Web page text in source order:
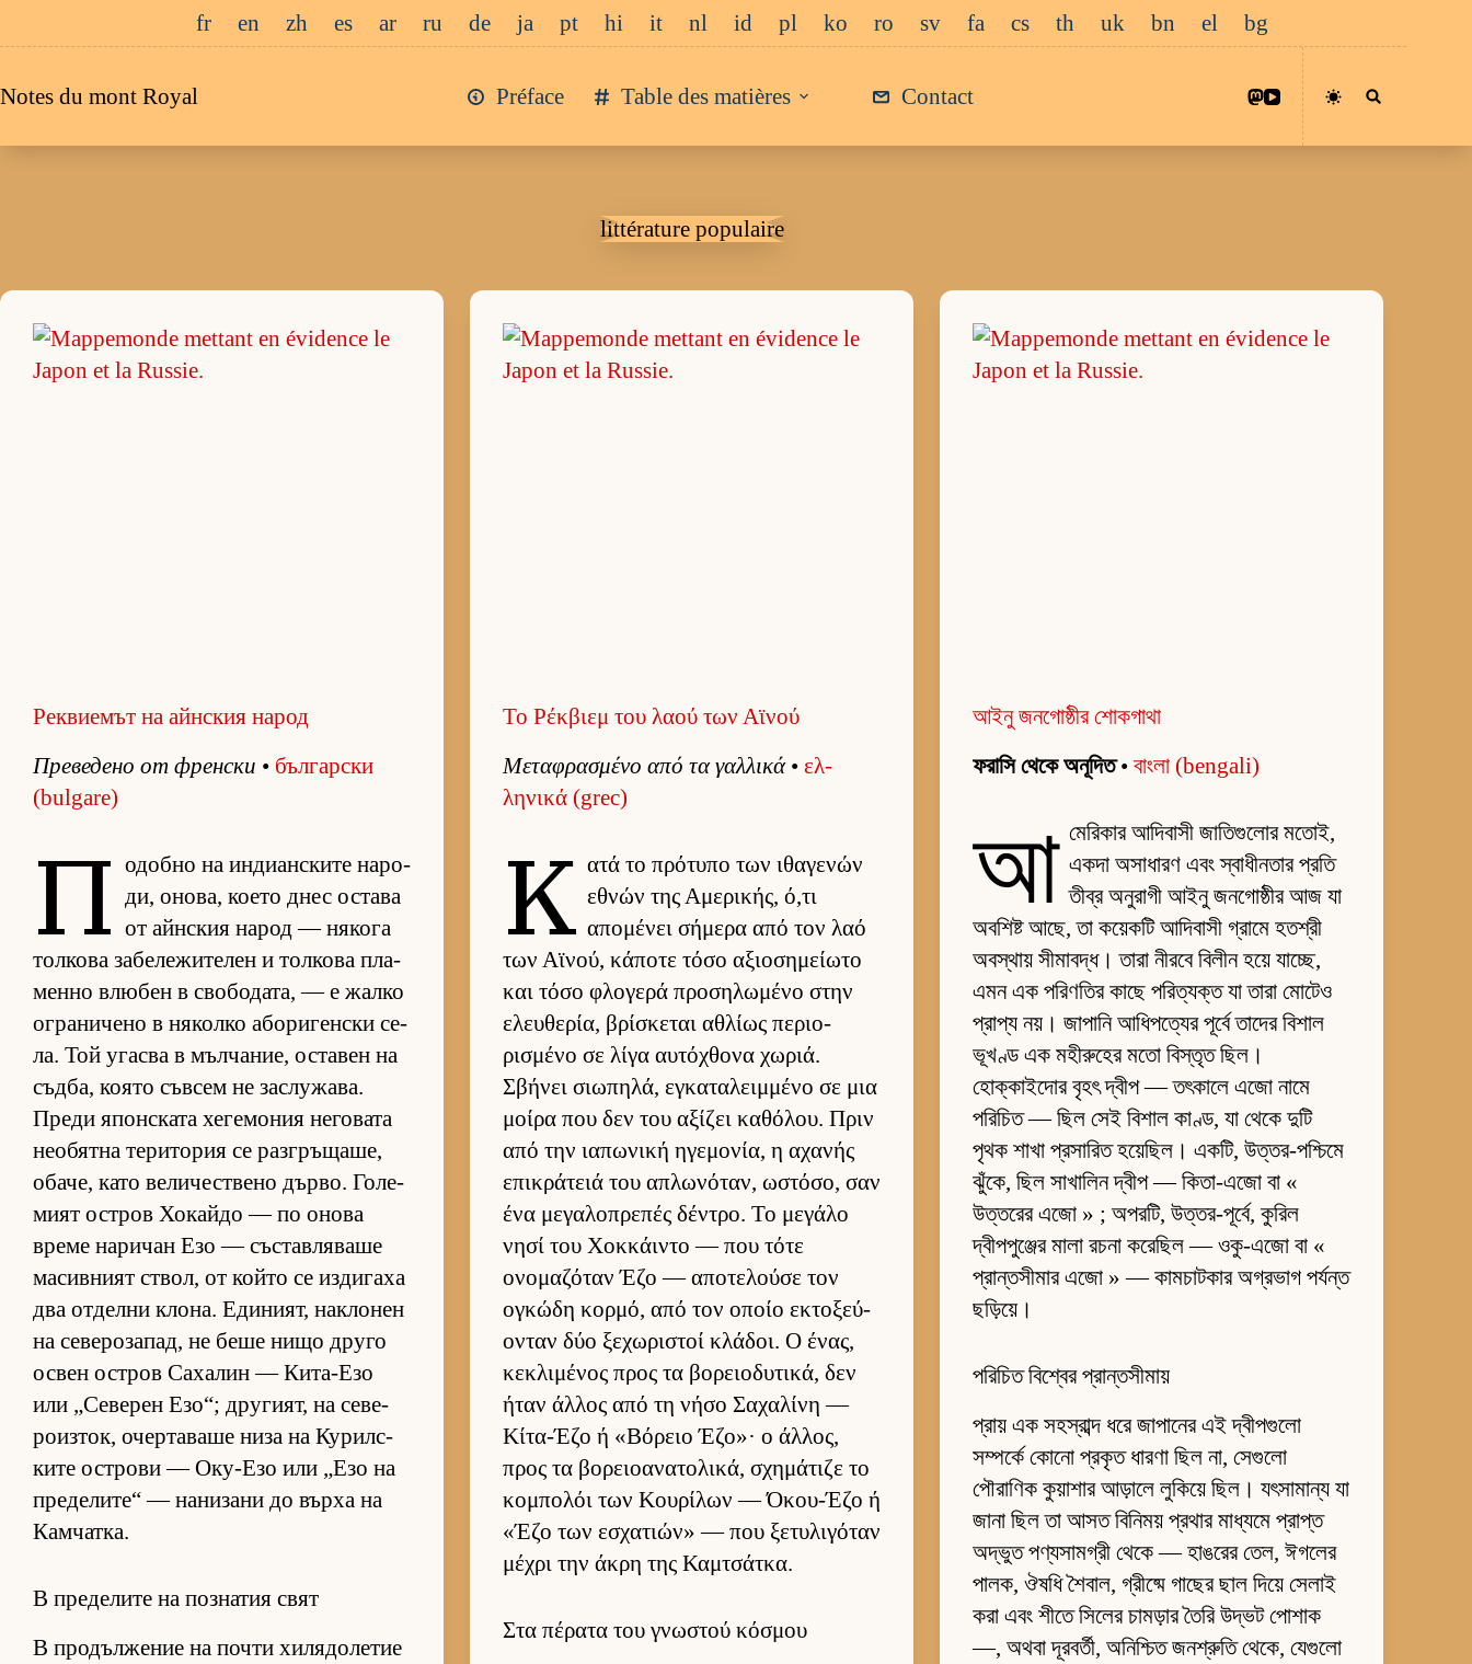
au
fr en zh es ar ru de ja pt hi it nl id pl ko ro sv fa cs th uk bn el bg
Notes du mont Royal Préface Table des matières Contact
littérature populaire
Реквиемът на айнския народ
Пре­ве­дено от френ­ски • бъл­гар­ски
(bulgare)
П о­добно на ин­ди­ан­с­ките на­ро­
ди, оно­ва, ко­ето днес ос­тава
от айн­с­кия на­род — ня­кога
тол­кова за­бе­ле­жи­те­лен и тол­кова пла­
менно влю­бен в сво­бо­да­та, — е жалко
ог­ра­ни­чено в ня­колко або­ри­ген­ски се­
ла. Той угасва в мъл­ча­ние, ос­та­вен на
съд­ба, ко­ято съв­сем не зас­лу­жа­ва.
Преди япон­с­ката хе­ге­мо­ния не­го­вата
не­о­бятна те­ри­то­рия се раз­г­ръ­ща­ше,
оба­че, като ве­ли­чес­т­вено дър­во. Го­ле­
мият ос­т­ров Хо­кайдо — по онова
време на­ри­чан Езо — със­тав­ля­ваше
ма­сив­ният ствол, от който се из­ди­гаха
два от­делни кло­на. Еди­ни­ят, нак­ло­нен
на се­ве­ро­за­пад, не беше нищо друго
ос­вен ос­т­ров Са­ха­лин — Ки­та-Езо
или „Се­ве­рен Езо“; дру­ги­ят, на се­ве­
ро­из­ток, очер­та­ваше низа на Ку­рил­с­
ките ос­т­рови — Оку-Езо или „Езо на
пре­де­ли­те“ — на­ни­зани до върха на
Кам­чат­ка.
В пределите на познатия свят
В про­дъл­же­ние на почти хи­ля­до­ле­тие
Το Ρέκβιεμ του λαού των Αϊνού
Μεταφρασμένο από τα γαλ­λικά•ελ­
ληνικά (grec)
Κ ατά το πρότυπο των ιθαγενών
εθνών της Αμερικής, ό,τι
απομένει σήμερα από τον λαό
των Αϊνού, κάποτε τόσο αξιο­σημεί­ωτο
και τόσο φλογερά προσηλωμένο στην
ελευ­θερία, βρίσκεται αθλίως περιο­
ρισμένο σε λίγα αυ­τόχθονα χωριά.
Σβήνει σιω­πηλά, εγκαταλειμ­μένο σε μια
μοίρα που δεν του αξίζει καθόλου. Πριν
από την ια­πωνική ηγεμονία, η αχανής
επικράτειά του απλωνόταν, ωστόσο, σαν
ένα μεγαλοπρεπές δέντρο. Το μεγάλο
νησί του Χοκ­κάι­ντο — που τότε
ονομαζόταν Έζο — αποτελούσε τον
ογκώδη κορ­μό, από τον οποίο εκτοξεύ­
ονταν δύο ξεχωριστοί κλάδοι. Ο ένας,
κεκλιμένος προς τα βορειο­δυτικά, δεν
ήταν άλ­λος από τη νήσο Σαχαλίνη —
Κίτα-Έζο ή «Βόρειο Έζο»· ο άλ­λος,
προς τα βορειο­ανατολικά, σχημάτιζε το
κομπολόι των Κου­ρίλων — Όκου-Έζο ή
«Έζο των εσχατιών» — που ξετυλιγόταν
μέχρι την άκρη της Καμ­τσάτ­κα.
Στα πέρατα του γνωστού κόσμου
আইনু জনগোষ্ঠীর শোকগাথা
ফরাসি থেকে অনূদিত•বাংলা (bengali)
আ মেরিকার আদিবাসী জাতিগুলোর মতোই,
একদা অসাধারণ এবং স্বাধীনতার প্রতি
তীব্র অনুরাগী আইনু জনগোষ্ঠীর আজ যা
অবশিষ্ট আছে, তা কয়েকটি আদিবাসী গ্রামে হতশ্রী
অবস্থায় সীমাবদ্ধ। তারা নীরবে বিলীন হয়ে যাচ্ছে,
এমন এক পরিণতির কাছে পরিত্যক্ত যা তারা মোটেও
প্রাপ্য নয়। জাপানি আধিপত্যের পূর্বে তাদের বিশাল
ভূখণ্ড এক মহীরুহের মতো বিস্তৃত ছিল।
হোক্কাইদোর বৃহৎ দ্বীপ — তৎকালে এজো নামে
পরিচিত — ছিল সেই বিশাল কাণ্ড, যা থেকে দুটি
পৃথক শাখা প্রসারিত হয়েছিল। একটি, উত্তর-পশ্চিমে
ঝুঁকে, ছিল সাখালিন দ্বীপ — কিতা-এজো বা «
উত্তরের এজো » ; অপরটি, উত্তর-পূর্বে, কুরিল
দ্বীপপুঞ্জের মালা রচনা করেছিল — ওকু-এজো বা «
প্রান্তসীমার এজো » — কামচাটকার অগ্রভাগ পর্যন্ত
ছড়িয়ে।
পরিচিত বিশ্বের প্রান্তসীমায়
প্রায় এক সহস্রাব্দ ধরে জাপানের এই দ্বীপগুলো
সম্পর্কে কোনো প্রকৃত ধারণা ছিল না, সেগুলো
পৌরাণিক কুয়াশার আড়ালে লুকিয়ে ছিল। যৎসামান্য যা
জানা ছিল তা আসত বিনিময় প্রথার মাধ্যমে প্রাপ্ত
অদ্ভুত পণ্যসামগ্রী থেকে — হাঙরের তেল, ঈগলের
পালক, ঔষধি শৈবাল, গ্রীষ্মে গাছের ছাল দিয়ে সেলাই
করা এবং শীতে সিলের চামড়ার তৈরি উদ্ভট পোশাক
—, অথবা দূরবর্তী, অনিশ্চিত জনশ্রুতি থেকে, যেগুলো